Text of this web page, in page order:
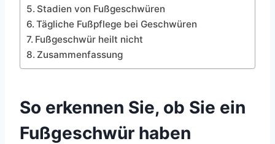
Stadien von Fußgeschwüren
Tägliche Fußpflege bei Geschwüren
Fußgeschwür heilt nicht
Zusammenfassung
So erkennen Sie, ob Sie ein
Fußgeschwür haben